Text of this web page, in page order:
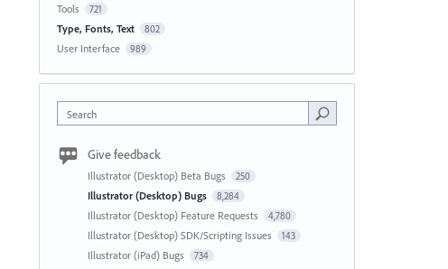
Tools 721
Type, Fonts, Text 802
User Interface 989
Search
Give feedback
Illustrator (Desktop) Beta Bugs 250
Illustrator (Desktop) Bugs 8,284
Illustrator (Desktop) Feature Requests 4,780
Illustrator (Desktop) SDK/Scripting Issues 143
Illustrator (iPad) Bugs 734